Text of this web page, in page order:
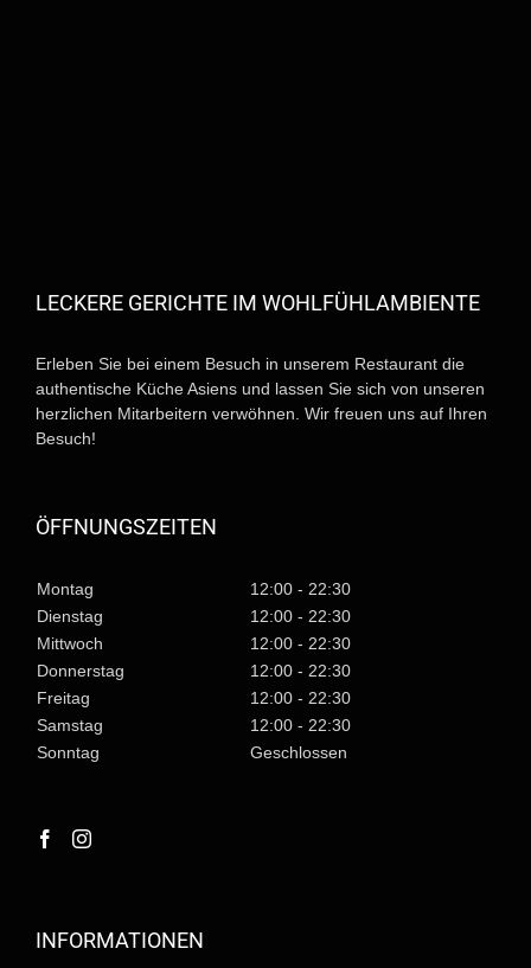
LECKERE GERICHTE IM WOHLFÜHLAMBIENTE
Erleben Sie bei einem Besuch in unserem Restaurant die
authentische Küche Asiens und lassen Sie sich von unseren
herzlichen Mitarbeitern verwöhnen. Wir freuen uns auf Ihren
Besuch!
ÖFFNUNGSZEITEN
Montag
12:00 - 22:30
Dienstag
12:00 - 22:30
Mittwoch
12:00 - 22:30
Donnerstag
12:00 - 22:30
Freitag
12:00 - 22:30
Samstag
12:00 - 22:30
Sonntag
Geschlossen
INFORMATIONEN